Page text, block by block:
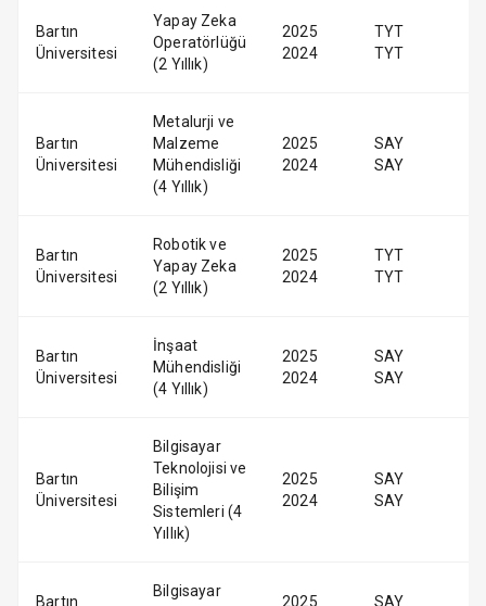
Bartın
Üniversitesi
Yapay Zeka
Operatörlüğü
(2 Yıllık)
2025
2024
TYT
TYT
Bartın
Üniversitesi
Metalurji ve
Malzeme
Mühendisliği
(4 Yıllık)
2025
2024
SAY
SAY
Bartın
Üniversitesi
Robotik ve
Yapay Zeka
(2 Yıllık)
2025
2024
TYT
TYT
Bartın
Üniversitesi
İnşaat
Mühendisliği
(4 Yıllık)
2025
2024
SAY
SAY
Bartın
Üniversitesi
Bilgisayar
Teknolojisi ve
Bilişim
Sistemleri (4
Yıllık)
2025
2024
SAY
SAY
Bartın
Bilgisayar
2025 SAY